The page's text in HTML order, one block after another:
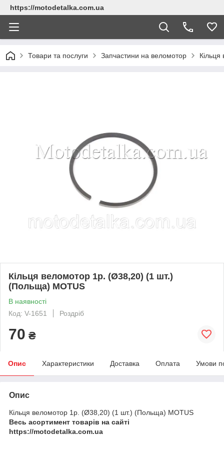
https://motodetalka.com.ua
Товари та послуги Запчастини на веломотор
Кільця веломотор 1р. (Ø38,20) (1 шт.)
(Польща) MOTUS
В наявності
Код: V-1651
Роздріб
70 ₴
Опис Характеристики Доставка Оплата Умови
Опис
Кільця веломотор 1р. (Ø38,20) (1 шт.) (Польща) MOTUS
Весь асортимент товарів на сайті
https://motodetalka.com.ua